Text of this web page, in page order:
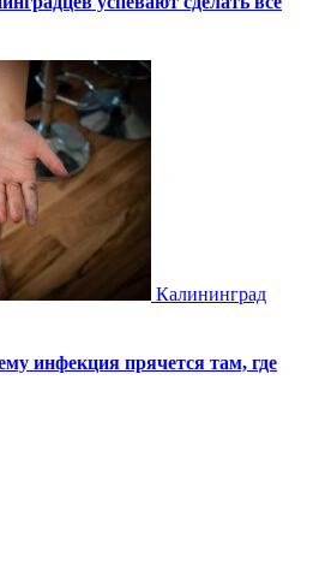
Калининград
инфекция прячется там, где